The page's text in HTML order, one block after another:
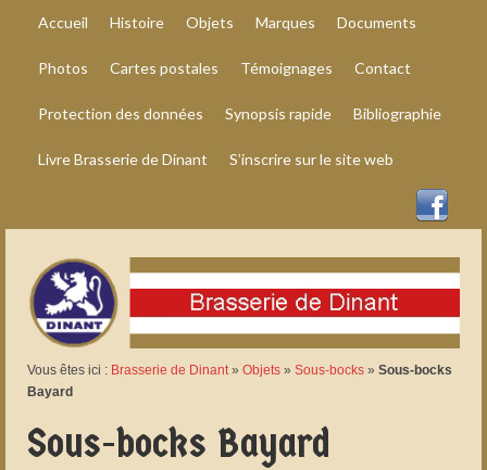
Accueil Histoire Objets Marques Documents
Photos Cartes postales Témoignages Contact
Protection des données Synopsis rapide Bibliographie
Livre Brasserie de Dinant S’inscrire sur le site web
Vous êtes ici : Brasserie de Dinant» Objets » Sous-bocks » Sous-bocks
Bayard
Sous-bocks Bayard